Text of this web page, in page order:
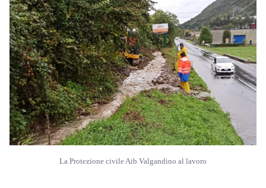
La Protezione civile Aib Valgandino al lavoro